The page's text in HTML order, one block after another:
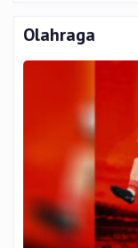
Olahraga